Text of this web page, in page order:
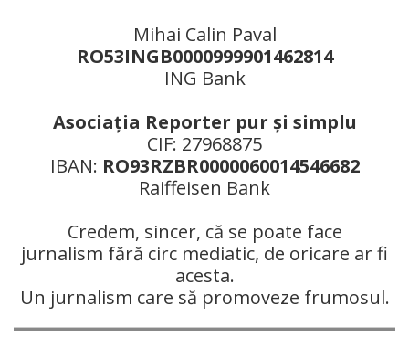
Mihai Calin Paval
RO53INGB0000999901462814
ING Bank
Asociaţia Reporter pur şi simplu
CIF: 27968875
IBAN: RO93RZBR0000060014546682
Raiffeisen Bank
Credem, sincer, că se poate face
jurnalism fără circ mediatic, de oricare ar fi
acesta.
Un jurnalism care să promoveze frumosul.